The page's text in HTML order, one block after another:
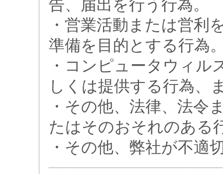
告、届出を行う行為。
・営業活動または営利
準備を目的とする行為
・コンピュータウィル
しくは提供する行為、
・その他、法律、法令
たはそのおそれのある
・その他、弊社が不適